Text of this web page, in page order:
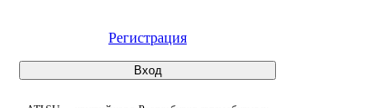
Регистрация
Вход